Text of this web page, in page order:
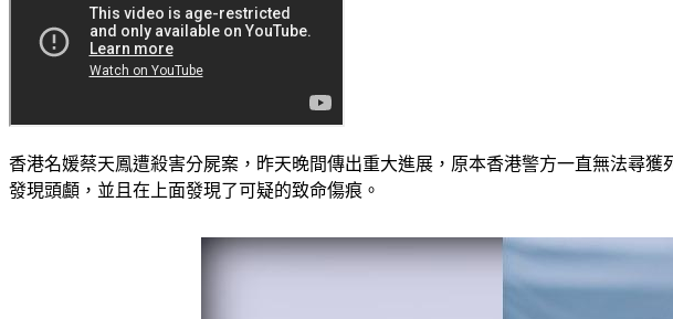
香港名媛蔡天鳳遭殺害分屍案，昨天晚間傳出重大進展，原本香港警方一直無法尋
發現頭顱，並且在上面發現了可疑的致命傷痕。